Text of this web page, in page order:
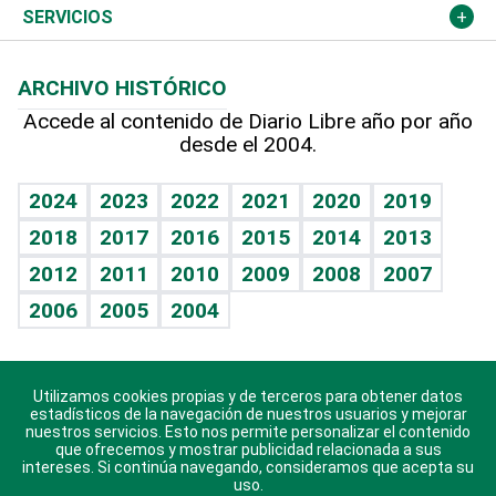
Resto del mundo
Economía personal
Podcast Arte Libre
Hablando con el pediatra
Vida y familia
Eñe
Celebrando la vida
Sin complejos
En pocas palabras
Escuchando al corazón
Economía Personal
Más deportes
TBT Deportivo
Columnistas
Más firmas
Cambio climático
Opinión
Hecho en casa
Guía del dinero
SERVICIOS
Cumpleaños
Horóscopos
Crucigramas
ARCHIVO HISTÓRICO
Accede al contenido de Diario Libre año por año
desde el 2004.
2024 2023 2022 2021 2020
2019
2018
2017 2016 2015 2014
2013
2012
2011 2010 2009 2008
2007
2006
2005 2004
Descarga nuestras aplicaciones para Android, iOS y
sistema Huawei.
Utilizamos cookies propias y de terceros para obtener datos
estadísticos de la navegación de nuestros usuarios y mejorar
nuestros servicios. Esto nos permite personalizar el contenido
que ofrecemos y mostrar publicidad relacionada a sus
intereses. Si continúa navegando, consideramos que acepta su
uso.